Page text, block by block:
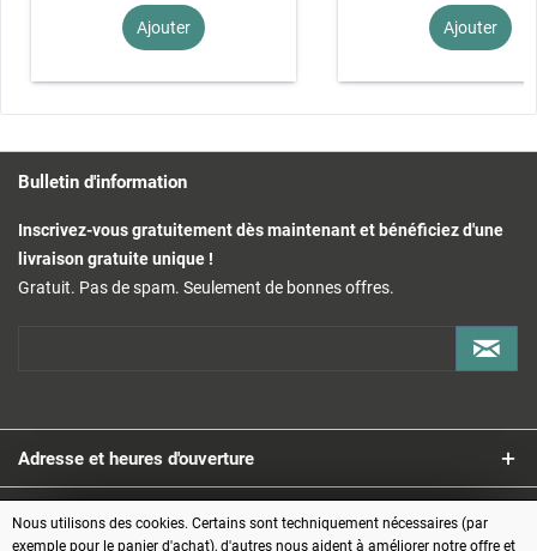
Ajouter Ajouter
Bulletin d'information
Inscrivez-vous gratuitement dès maintenant et bénéficiez d'une
livraison gratuite unique !
Gratuit. Pas de spam. Seulement de bonnes offres.
Adresse et heures d'ouverture
Service
Nous utilisons des cookies. Certains sont techniquement nécessaires (par
exemple pour le panier d'achat), d'autres nous aident à améliorer notre offre et